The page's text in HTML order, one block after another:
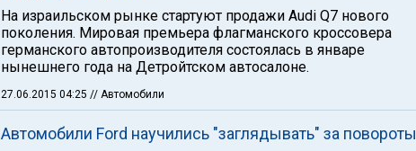
На израильском рынке стартуют продажи Audi Q7 нового
поколения. Мировая премьера флагманского кроссовера
германского автопроизводителя состоялась в январе
нынешнего года на Детройтском автосалоне.
27.06.2015 04:25 // Автомобили
Автомобили Ford научились "заглядывать" за повороты